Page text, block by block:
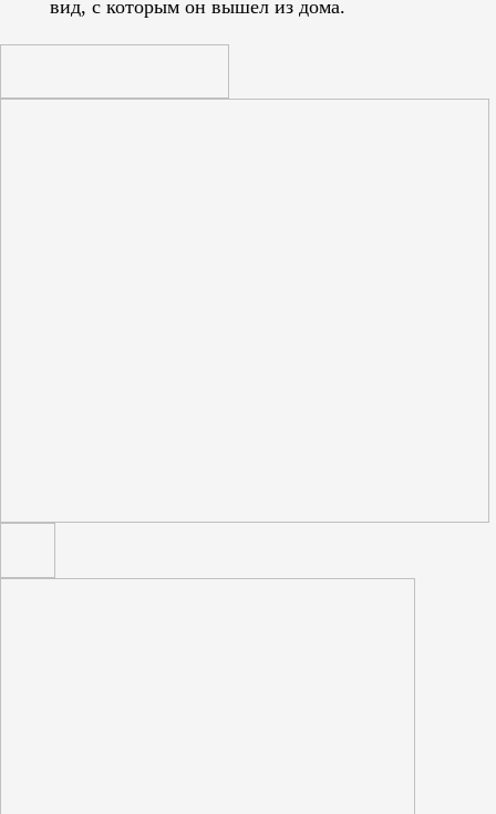
вид, с которым он вышел из дома.